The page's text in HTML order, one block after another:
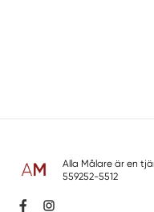
Alla Målare är en
559252-5512